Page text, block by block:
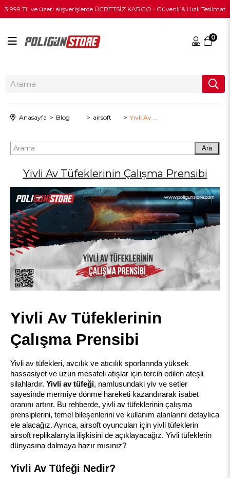
3.999 TL ve üzeri alışverişlerde ÜCRETSİZ KARGO • Güvenli & Hızlı Teslimat
0
Anasayfa Blog airsoft
Ara
Yivli Av Tüfeklerinin Çalışma Prensibi
Yivli Av Tüfeklerinin
Çalışma Prensibi
Yivli av tüfekleri, avcılık ve atıcılık sporlarında yüksek
hassasiyet ve uzun mesafeli atışlar için tercih edilen ateşli
silahlardır. Yivli av tüfeği, namlusundaki yiv ve setler
sayesinde mermiye dönme hareketi kazandırarak isabet
oranını artırır. Bu rehberde, yivli av tüfeklerinin çalışma
prensiplerini, temel bileşenlerini ve kullanım alanlarını detaylıca
ele alacağız. Ayrıca, airsoft oyuncuları için yivli tüfeklerin
airsoft replikalarıyla ilişkisini de açıklayacağız. Yivli tüfeklerin
dünyasına dalmaya hazır mısınız?
Yivli Av Tüfeği Nedir?